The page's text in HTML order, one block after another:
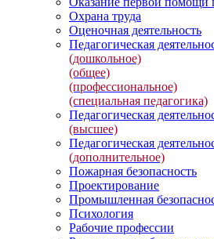
Охрана труда
Оценочная деятельность
Педагогическая
(дошкольное)
(общее)
(профессиональное)
(специальная педагогика)
Педагогическая
(высшее)
Педагогическая
(дополнительное)
Пожарная безопасность
Проектирование
Промышленная
Психология
Рабочие профессии